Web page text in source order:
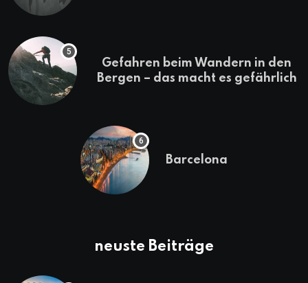
Gefahren beim Wandern in den
Bergen – das macht es gefährlich
Barcelona
neuste Beiträge